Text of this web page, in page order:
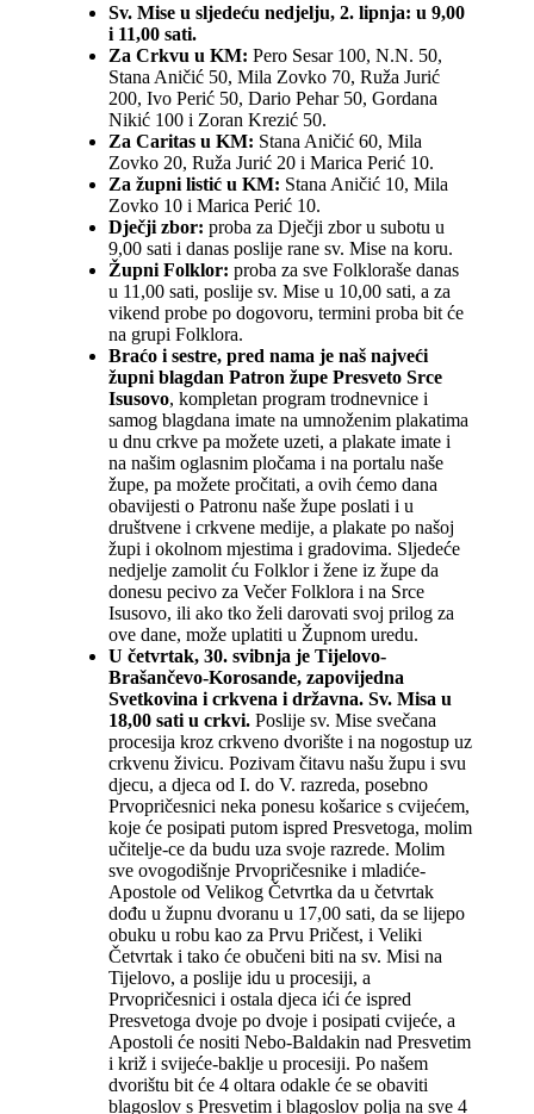
Sv. Mise u sljedeću nedjelju, 2. lipnja: u 9,00
i 11,00 sati.
Za Crkvu u KM: Pero Sesar 100, N.N. 50,
Stana Aničić 50, Mila Zovko 70, Ruža Jurić
200, Ivo Perić 50, Dario Pehar 50, Gordana
Nikić 100 i Zoran Krezić 50.
Za Caritas u KM: Stana Aničić 60, Mila
Zovko 20, Ruža Jurić 20 i Marica Perić 10.
Za župni listić u KM: Stana Aničić 10, Mila
Zovko 10 i Marica Perić 10.
Dječji zbor: proba za Dječji zbor u subotu u
9,00 sati i danas poslije rane sv. Mise na koru.
Župni Folklor: proba za sve Folkloraše danas
u 11,00 sati, poslije sv. Mise u 10,00 sati, a za
vikend probe po dogovoru, termini proba bit će
na grupi Folklora.
Braćo i sestre, pred nama je naš najveći
župni blagdan Patron župe Presveto Srce
Isusovo, kompletan program trodnevnice i
samog blagdana imate na umnoženim plakatima
u dnu crkve pa možete uzeti, a plakate imate i
na našim oglasnim pločama i na portalu naše
župe, pa možete pročitati, a ovih ćemo dana
obavijesti o Patronu naše župe poslati i u
društvene i crkvene medije, a plakate po našoj
župi i okolnom mjestima i gradovima. Sljedeće
nedjelje zamolit ću Folklor i žene iz župe da
donesu pecivo za Večer Folklora i na Srce
Isusovo, ili ako tko želi darovati svoj prilog za
ove dane, može uplatiti u Župnom uredu.
U četvrtak, 30. svibnja je Tijelovo-
Brašančevo-Korosande, zapovijedna
Svetkovina i crkvena i državna. Sv. Misa u
18,00 sati u crkvi. Poslije sv. Mise svečana
procesija kroz crkveno dvorište i na nogostup uz
crkvenu živicu. Pozivam čitavu našu župu i svu
djecu, a djeca od I. do V. razreda, posebno
Prvopričesnici neka ponesu košarice s cvijećem,
koje će posipati putom ispred Presvetoga, molim
učitelje-ce da budu uza svoje razrede. Molim
sve ovogodišnje Prvopričesnike i mladiće-
Apostole od Velikog Četvrtka da u četvrtak
dođu u župnu dvoranu u 17,00 sati, da se lijepo
obuku u robu kao za Prvu Pričest, i Veliki
Četvrtak i tako će obučeni biti na sv. Misi na
Tijelovo, a poslije idu u procesiji, a
Prvopričesnici i ostala djeca ići će ispred
Presvetoga dvoje po dvoje i posipati cvijeće, a
Apostoli će nositi Nebo-Baldakin nad Presvetim
i križ i svijeće-baklje u procesiji. Po našem
dvorištu bit će 4 oltara odakle će se obaviti
blagoslov s Presvetim i blagoslov polja na sve 4